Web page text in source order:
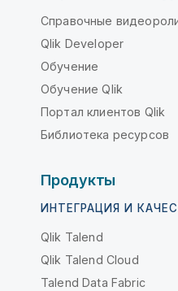
Справочные
Qlik Developer
Обучение
Обучение Qlik
Портал клиентов Qlik
Библиотека ресурсов
Продукты
ИНТЕГРАЦИЯ И
Qlik Talend
Qlik Talend Cloud
Talend Data Fabric